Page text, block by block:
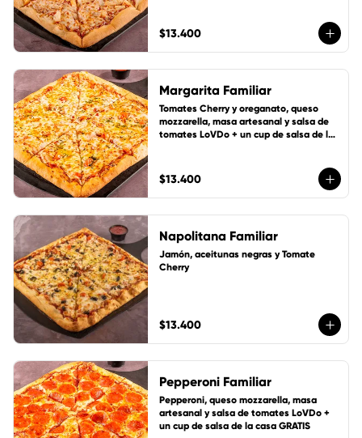
$13.400
Margarita Familiar
Tomates Cherry y oreganato, queso
mozzarella, masa artesanal y salsa de
tomates LoVDo + un cup de salsa de la
$13.400
Napolitana Familiar
Jamón, aceitunas negras y Tomate
Cherry
$13.400
Pepperoni Familiar
Pepperoni, queso mozzarella, masa
artesanal y salsa de tomates LoVDo +
un cup de salsa de la casa GRATIS